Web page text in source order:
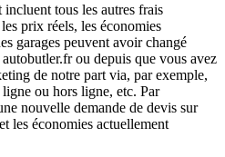
tous les autres frais
prix réels, les économies
garages peuvent avoir changé
ou depuis que vous avez
de notre part via, par exemple,
ligne ou hors ligne, etc. Par
nouvelle demande de devis sur
les économies actuellement